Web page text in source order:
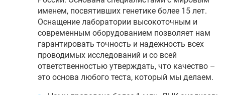
именем, посвятивших генетике более 15 лет.
Оснащение лаборатории высокоточным и
современным оборудованием позволяет нам
гарантировать точность и надежность всех
проводимых исследований и со всей
ответственностью утверждать, что качество –
это основа любого теста, который мы делаем.